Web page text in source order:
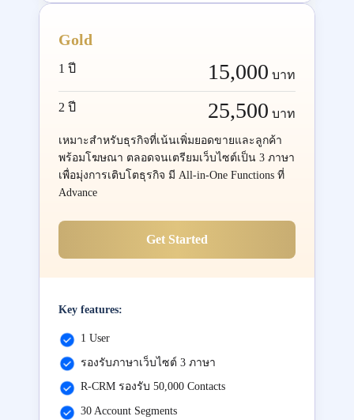
Gold
1 ปี 15,000 บาท
2 ปี 25,500 บาท
เหมาะสำหรับธุรกิจที่เน้นเพิ่มยอดขายและลูกค้า
พร้อมโฆษณา ตลอดจนเตรียมเว็บไซต์เป็น 3 ภาษา
เพื่อมุ่งการเติบโตธุรกิจ มี All-in-One Functions ที่
Advance
Get Started
Key features:
1 User
รองรับภาษาเว็บไซต์ 3 ภาษา
R-CRM รองรับ 50,000 Contacts
30 Account Segments